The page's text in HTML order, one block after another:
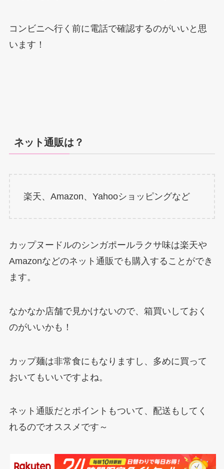
コンビニへ行く前に電話で確認するのがいいと思
います！
ネット通販は？
楽天、Amazon、Yahooショッピングなど
カップヌードルのシンガポールラクサ味は楽天や
Amazonなどのネット通販でも購入することができ
ます。
なかなか店舗で見かけないので、箱買いしておく
のがいいかも！
カップ麺は非常食にもなりますし、多めに買って
おいてもいいですよね。
ネット通販だとポイントもついて、配送もしてく
れるのでオススメです～